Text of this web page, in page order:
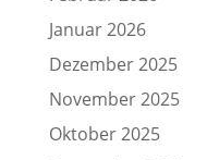
Januar 2026
Dezember 2025
November 2025
Oktober 2025